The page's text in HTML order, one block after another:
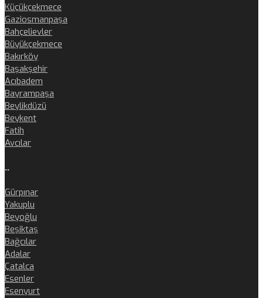
Küçükçekmece
Gaziosmanpaşa
Bahçelievler
Büyükçekmece
Bakırköy
Başakşehir
Acıbadem
Bayrampaşa
Beylikdüzü
Beykent
Fatih
Avcılar
..
Gürpınar
Yakuplu
Beyoğlu
Beşiktaş
Bağcılar
Adalar
Çatalca
Esenler
Esenyurt